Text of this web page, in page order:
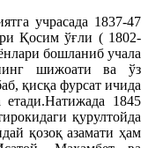
учрасада 1837-47
Қосим ўғли ( 1802-
бошланиб учала
шижоати ва ўз
қисқа фурсат ичида
1845
қурултойда
қозоқ азамати ҳам